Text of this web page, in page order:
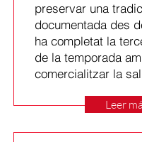
preservar una
documentada des
ha completat la
de la temporada
comercialitzar la
Leer